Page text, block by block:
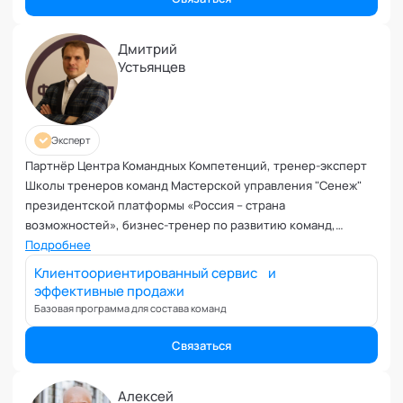
Самооценка и уверенность в себе
Секс и сексуальность
Системное мышление
Сложности в общении
Сон
Социализация и адаптация
Спорт и тренировки
Стресс
Тревожность
Тьюторство
Дмитрий
Устьянцев
Эксперт
Партнёр Центра Командных Компетенций, тренер-эксперт
Школы тренеров команд Мастерской управления "Сенеж"
президентской платформы «Россия – страна
возможностей», бизнес-тренер по развитию команд,
переговорных и управленческих навыков. Модератор
стратегических сессий и фасилитаций. Эксперт кафедр
"Технологии командного менеджмента", "Бизнес-тренинги"
Академии социальных технологий.
Подробнее
Клиентоориентированный сервис и
эффективные продажи
Базовая программа для состава команд
Связаться
Алексей